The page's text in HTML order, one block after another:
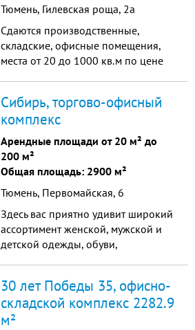
Тюмень, Гилевская роща, 2а
Сдаются производственные,
складские, офисные помещения,
места от 20 до 1000 кв.м по цене
действующей базы по адресу
г.Тюмень ул.Гилевская роща 2а.
Рассмотрим предложения по
стоянке автотранспорта.
Сибирь, торгово-офисный
комплекс
Арендные площади от 20 м² до
200 м²
Общая площадь: 2900 м²
Тюмень, Первомайская, 6
Здесь вас приятно удивит широкий
ассортимент женской, мужской и
детской одежды, обуви,
30 лет Победы 35, офисно-
складской комплекс 2282.9
м²